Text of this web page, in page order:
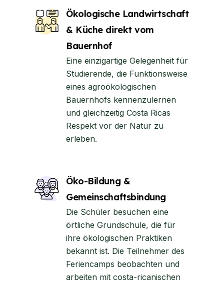
Ökologische Landwirtschaft
& Küche direkt vom
Bauernhof
Eine einzigartige Gelegenheit für
Studierende, die Funktionsweise
eines agroökologischen
Bauernhofs kennenzulernen
und gleichzeitig Costa Ricas
Respekt vor der Natur zu
erleben.
Öko-Bildung &
Gemeinschaftsbindung
Die Schüler besuchen eine
örtliche Grundschule, die für
ihre ökologischen Praktiken
bekannt ist. Die Teilnehmer des
Feriencamps beobachten und
arbeiten mit costa-ricanischen